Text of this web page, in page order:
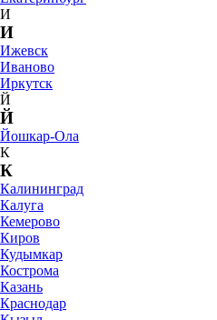
И
И
Ижевск
Иваново
Иркутск
Й
Й
Йошкар-Ола
К
К
Калининград
Калуга
Кемерово
Киров
Кудымкар
Кострома
Казань
Краснодар